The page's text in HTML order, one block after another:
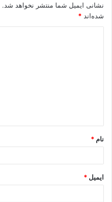
نشانی ایمیل شما منتشر نخواهد شد.
شده‌اند *
*
نام *
ایمیل *